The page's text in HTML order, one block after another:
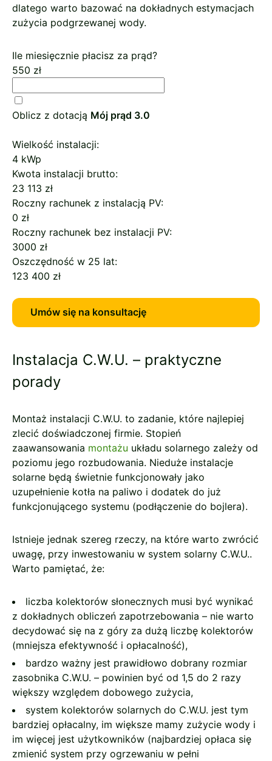
dlatego warto bazować na dokładnych estymacjach
zużycia podgrzewanej wody.
Ile miesięcznie płacisz za prąd?
550 zł
Oblicz z dotacją Mój prąd 3.0
Wielkość instalacji:
4 kWp
Kwota instalacji brutto:
23 113 zł
Roczny rachunek z instalacją PV:
0 zł
Roczny rachunek bez instalacji PV:
3000 zł
Oszczędność w 25 lat:
123 400 zł
Umów się na konsultację
Instalacja C.W.U. – praktyczne
porady
Montaż instalacji C.W.U. to zadanie, które najlepiej
zlecić doświadczonej firmie. Stopień
zaawansowania montażu układu solarnego zależy od
poziomu jego rozbudowania. Nieduże instalacje
solarne będą świetnie funkcjonowały jako
uzupełnienie kotła na paliwo i dodatek do już
funkcjonującego systemu (podłączenie do bojlera).
Istnieje jednak szereg rzeczy, na które warto zwrócić
uwagę, przy inwestowaniu w system solarny C.W.U..
Warto pamiętać, że:
liczba kolektorów słonecznych musi być wynikać
z dokładnych obliczeń zapotrzebowania – nie warto
decydować się na z góry za dużą liczbę kolektorów
(mniejsza efektywność i opłacalność),
bardzo ważny jest prawidłowo dobrany rozmiar
zasobnika C.W.U. – powinien być od 1,5 do 2 razy
większy względem dobowego zużycia,
system kolektorów solarnych do C.W.U. jest tym
bardziej opłacalny, im większe mamy zużycie wody i
im więcej jest użytkowników (najbardziej opłaca się
zmienić system przy ogrzewaniu w pełni